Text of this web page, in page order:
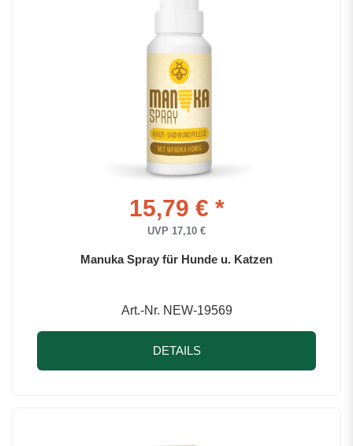
15,79 € *
UVP 17,10 €
Manuka Spray für Hunde u. Katzen
Art.-Nr. NEW-19569
DETAILS